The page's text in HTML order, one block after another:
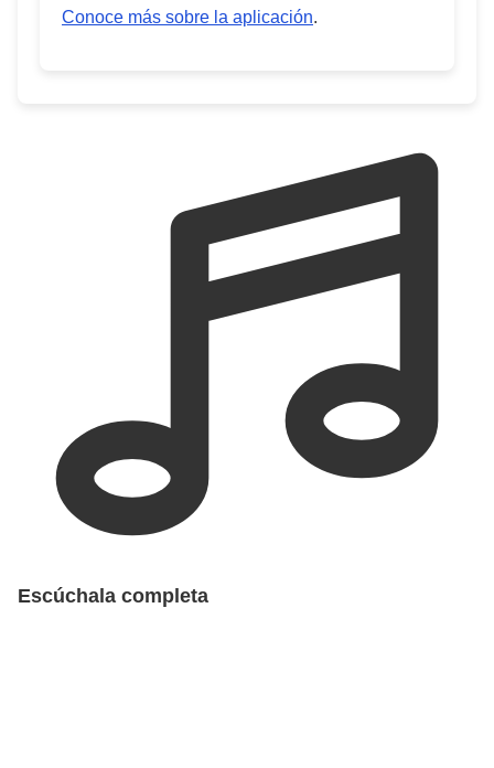
Conoce más sobre la aplicación.
Escúchala completa